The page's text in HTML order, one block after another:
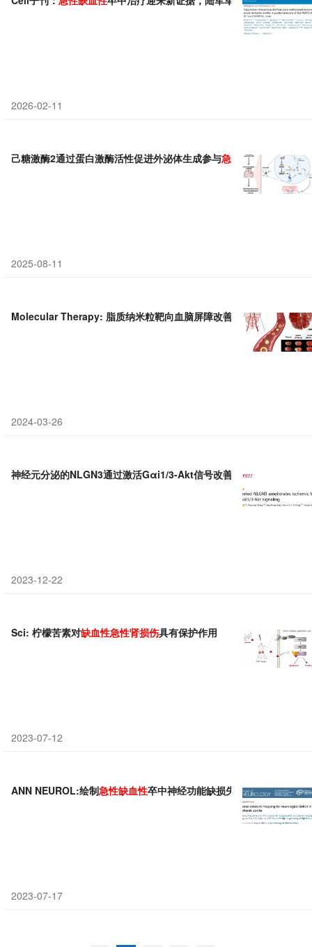
2026-02-11
己糖激酶2通过蛋白激酶活性促进外泌体生成参与急性 缺血性 脑卒中损
2025-08-11
Molecular Therapy: 脂质纳米粒靶向血脑屏障改善 急性缺血性卒中
2024-03-26
神经元分泌的NLGN3通过激活Gαi1/3-Akt信号改善 缺血性
2023-12-22
Sci: 柠檬苦素对缺血性急性肾损伤具有保护作用
2023-07-12
ANN NEUROL:绘制急性缺血性卒中神经功能缺损失联脑网络图谱
2023-07-17